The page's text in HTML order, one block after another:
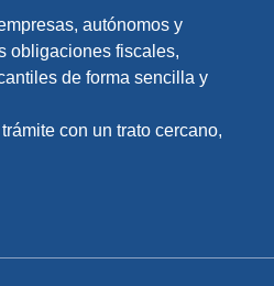
autónomos y
obligaciones fiscales,
de forma sencilla y
con un trato cercano,